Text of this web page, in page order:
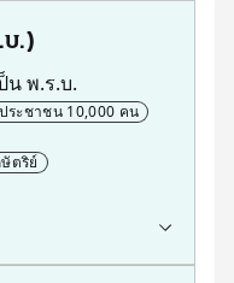
.)
น พ.ร.บ.
ประชาชน 10,000 คน
ตริย์